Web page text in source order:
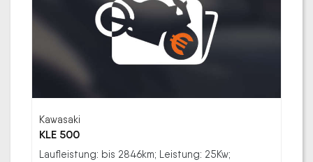
Kawasaki
KLE 500
Laufleistung: bis 2846km; Leistung: 25Kw;